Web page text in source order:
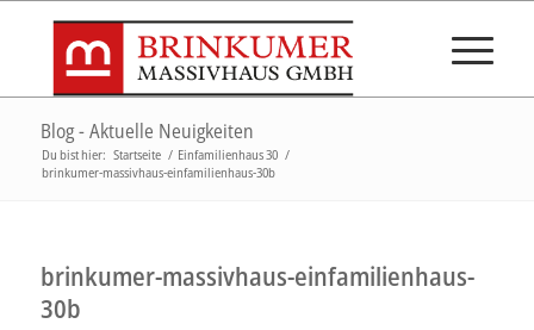
Blog - Aktuelle Neuigkeiten
Du bist hier: Startseite / Einfamilienhaus 30 /
brinkumer-massivhaus-einfamilienhaus-30b
brinkumer-massivhaus-einfamilienhaus-
30b